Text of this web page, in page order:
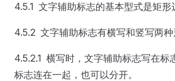
4.5.1 文字辅助标志的基本型式是矩形
4.5.2 文字辅助标志有横写和竖写两种
4.5.2.1 横写时，文字辅助标志写在标
标志连在一起，也可以分开。